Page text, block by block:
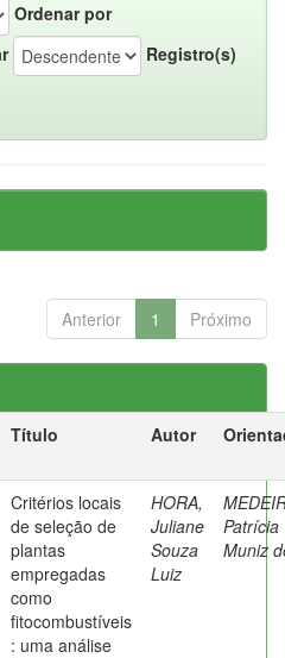
Ordenar por
Registro(s)
Anterior 1 Próximo
Título Autor
Critérios locais
de seleção de
plantas
empregadas
como
fitocombustíveis
: uma análise
HORA,
Juliane
Souza
Luiz
Patrícia
Muniz